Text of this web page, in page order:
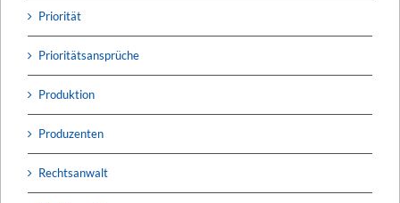
Priorität
Prioritätsansprüche
Produktion
Produzenten
Rechtsanwalt